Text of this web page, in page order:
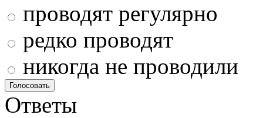
проводят регулярно
редко проводят
никогда не проводили
Ответы